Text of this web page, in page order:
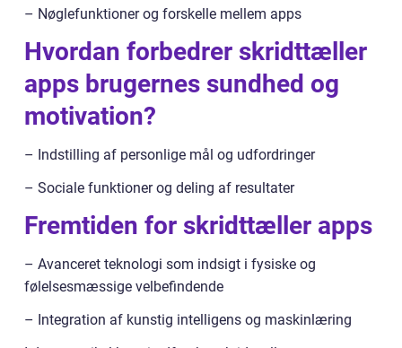
– Nøglefunktioner og forskelle mellem apps
Hvordan forbedrer skridttæller
apps brugernes sundhed og
motivation?
– Indstilling af personlige mål og udfordringer
– Sociale funktioner og deling af resultater
Fremtiden for skridttæller apps
– Avanceret teknologi som indsigt i fysiske og
følelsesmæssige velbefindende
– Integration af kunstig intelligens og maskinlæring